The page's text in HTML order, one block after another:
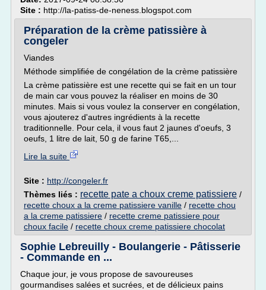
Site : http://la-patiss-de-neness.blogspot.com
Préparation de la crème patissière à
congeler
Viandes
Méthode simplifiée de congélation de la crème patissière
La crème patissière est une recette qui se fait en un tour
de main car vous pouvez la réaliser en moins de 30
minutes. Mais si vous voulez la conserver en congélation,
vous ajouterez d'autres ingrédients à la recette
traditionnelle. Pour cela, il vous faut 2 jaunes d'oeufs, 3
oeufs, 1 litre de lait, 50 g de farine T65,...
Lire la suite
Site : http://congeler.fr
Thèmes liés : recette pate a choux creme patissiere /
recette choux a la creme patissiere vanille / recette chou
a la creme patissiere / recette creme patissiere pour
choux facile / recette choux creme patissiere chocolat
Sophie Lebreuilly - Boulangerie - Pâtisserie
- Commande en ...
Chaque jour, je vous propose de savoureuses
gourmandises salées et sucrées, et de délicieux pains